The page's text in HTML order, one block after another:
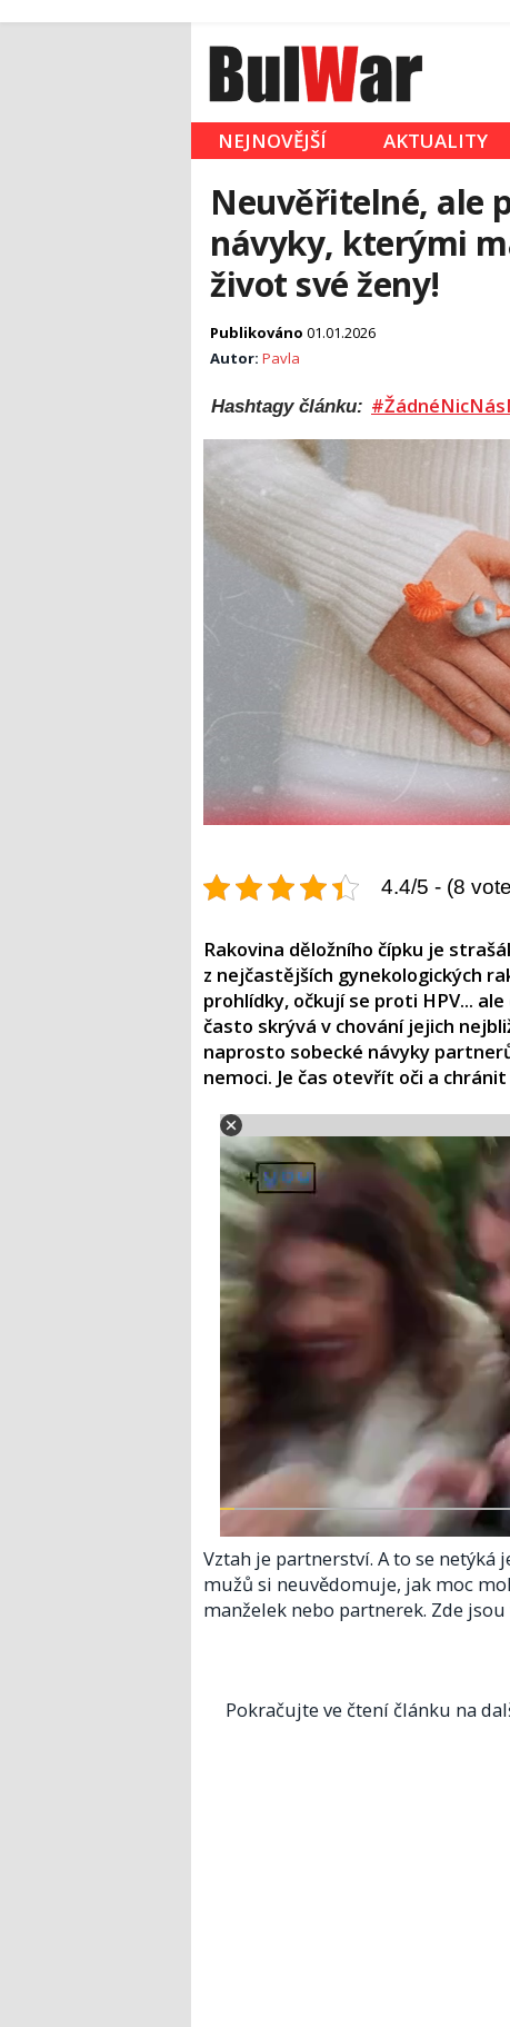
NEJNOVĚJŠÍ AKTUALITY
Neuvěřitelné, ale
návyky, kterými
život své ženy!
Publikováno 01.01.2026
Autor: Pavla
Hashtagy článku:
4.4/5 - (8
Rakovina děložního čípku je
z nejčastějších gynekologických
prohlídky, očkují se proti HPV...
často skrývá v chování jejich
naprosto sobecké návyky
nemoci. Je čas otevřít oči a
Vztah je partnerství. A to se netýká
mužů si neuvědomuje, jak moc
manželek nebo partnerek. Zde
Pokračujte ve čtení článku na